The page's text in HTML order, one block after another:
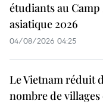
étudiants au
asiatique 2026
04/08/2026 04:25
Le Vietnam réduit
nombre de